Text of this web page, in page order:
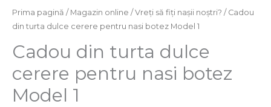
Prima pagină / Magazin online / Vreți să fiți nașii noștri? / Cadou
din turta dulce cerere pentru nasi botez Model 1
Cadou din turta dulce
cerere pentru nasi botez
Model 1
botez
Model